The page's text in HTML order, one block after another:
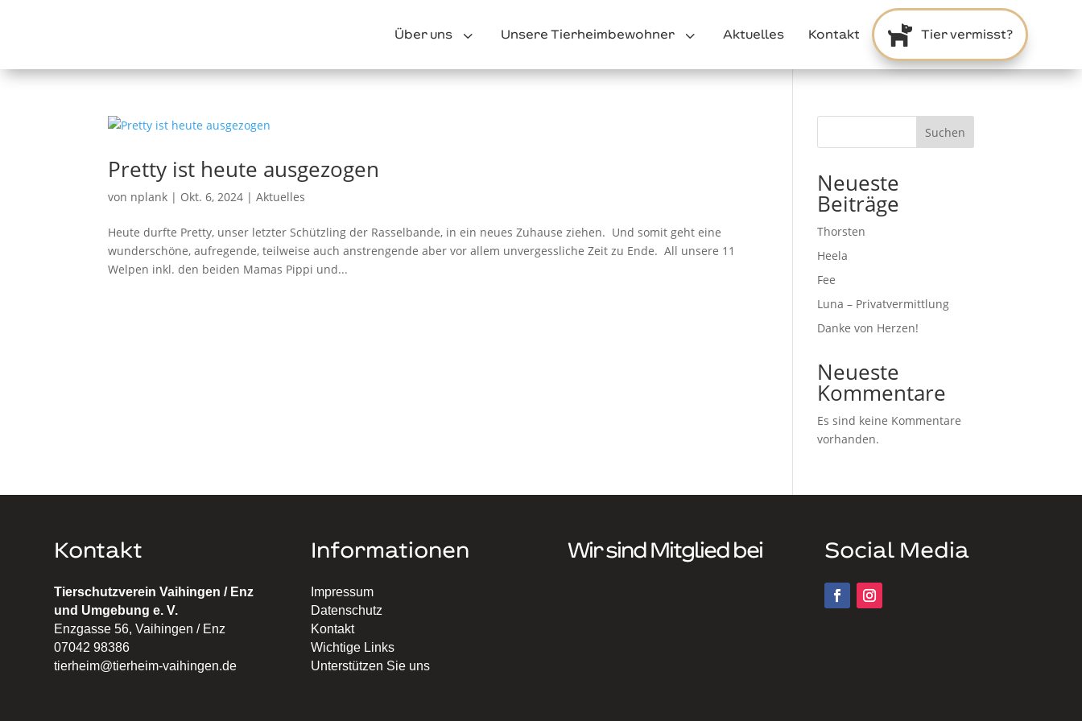
3
Über uns 3
Unsere Tierheimbewohner Aktuelles Kontakt  Tier vermisst?
Pretty ist heute ausgezogen
von nplank | Okt. 6, 2024 |Aktuelles
Heute durfte Pretty, unser letzter Schützling der Rasselbande, in ein neues Zuhause ziehen. Und somit geht eine
wunderschöne, aufregende, teilweise auch anstrengende aber vor allem unvergessliche Zeit zu Ende. All unsere 11
Welpen inkl. den beiden Mamas Pippi und...
Suchen
Neueste
Beiträge
Thorsten
Heela
Fee
Luna – Privatvermittlung
Danke von Herzen!
Neueste
Kommentare
Es sind keine Kommentare
vorhanden.
Kontakt
Tierschutzverein Vaihingen / Enz
und Umgebung e. V.
Enzgasse 56, Vaihingen / Enz
07042 98386
tierheim@tierheim-vaihingen.de
Informationen
Impressum
Datenschutz
Kontakt
Wichtige Links
Unterstützen Sie uns
Wir sind Mitglied bei Social Media